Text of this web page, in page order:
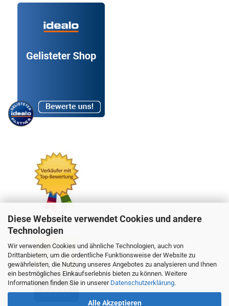
Diese Webseite verwendet Cookies und andere
Technologien
Wir verwenden Cookies und ähnliche Technologien, auch von
Drittanbietern, um die ordentliche Funktionsweise der Website zu
gewährleisten, die Nutzung unseres Angebotes zu analysieren und Ihnen
ein bestmögliches Einkaufserlebnis bieten zu können. Weitere
Informationen finden Sie in unserer Datenschutzerklärung.
Alle Akzeptieren